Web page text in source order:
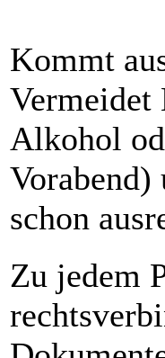
Kommt
Alkohol
schon
Zu jedem